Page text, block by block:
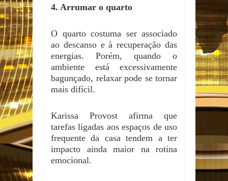
4. Arrumar o quarto
O quarto costuma ser associado
ao descanso e à recuperação das
energias. Porém, quando o
ambiente está excessivamente
bagunçado, relaxar pode se tornar
mais difícil.
Karissa Provost afirma que
tarefas ligadas aos espaços de uso
frequente da casa tendem a ter
impacto ainda maior na rotina
emocional.